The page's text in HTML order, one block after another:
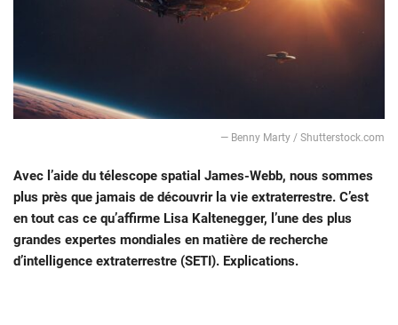
— Benny Marty / Shutterstock.com
Avec l’aide du télescope spatial James-Webb, nous sommes
plus près que jamais de découvrir la vie extraterrestre. C’est
en tout cas ce qu’affirme Lisa Kaltenegger, l’une des plus
grandes expertes mondiales en matière de recherche
d’intelligence extraterrestre (SETI). Explications.